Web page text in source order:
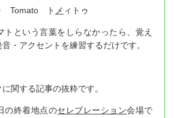
Tomato ト メ ィトゥ
トという言葉をしらなかったら、覚え
・アクセントを練習するだけです。
関する記事の抜粋です。
の終着地点のセレブレーション会場で